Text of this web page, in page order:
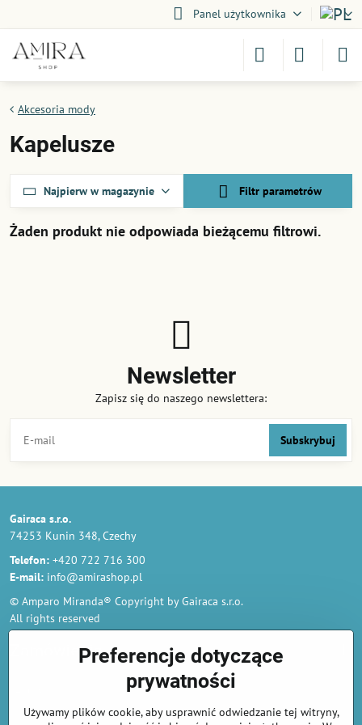
Panel użytkownika
Akcesoria mody
Kapelusze
Najpierw w magazynie Filtr parametrów
Newsletter
Zapisz się do naszego newslettera:
Subskrybuj
Gairaca s.r.o.
74253 Kunin 348, Czechy
Telefon: +420 722 716 300
E-mail: info@amirashop.pl
© Amparo Miranda® Copyright by Gairaca s.r.o.
All rights reserved
Zamówienia
Polityka prywatności i ochrony danych osobowych
Preferencje dotyczące
prywatności
Używamy plików cookie, aby usprawnić odwiedzanie tej witryny,